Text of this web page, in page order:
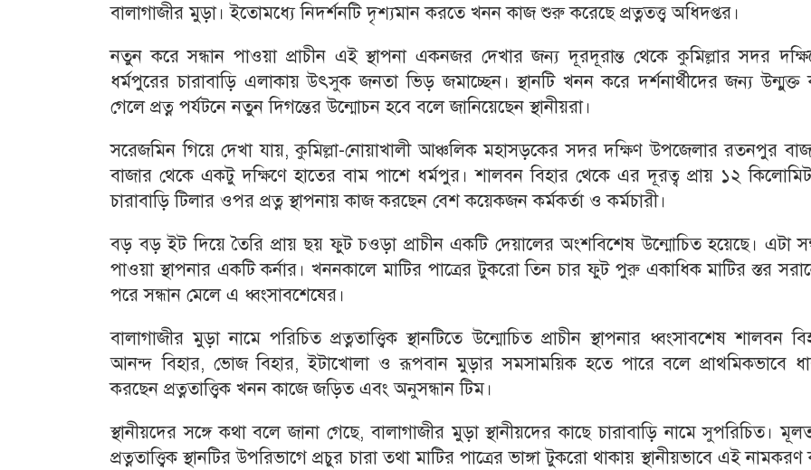
বালাগাজীর মুড়া। ইতোমধ্যে নিদর্শনটি দৃশ্যমান করতে খনন কাজ শুরু করেছে প্রত্নতত্ত্ব অধিদপ্তর।
নতুন করে সন্ধান পাওয়া প্রাচীন এই স্থাপনা একনজর দেখার জন্য দূরদূরান্ত থেকে কুমিল্লার সদর
ধর্মপুরের চারাবাড়ি এলাকায় উৎসুক জনতা ভিড় জমাচ্ছেন। স্থানটি খনন করে দর্শনার্থীদের জন্য উন্মুক্ত
গেলে প্রত্ন পর্যটনে নতুন দিগন্তের উন্মোচন হবে বলে জানিয়েছেন স্থানীয়রা।
সরেজমিন গিয়ে দেখা যায়, কুমিল্লা-নোয়াখালী আঞ্চলিক মহাসড়কের সদর দক্ষিণ উপজেলার রতনপুর
বাজার থেকে একটু দক্ষিণে হাতের বাম পাশে ধর্মপুর। শালবন বিহার থেকে এর দূরত্ব প্রায় ১২
চারাবাড়ি টিলার ওপর প্রত্ন স্থাপনায় কাজ করছেন বেশ কয়েকজন কর্মকর্তা ও কর্মচারী।
বড় বড় ইট দিয়ে তৈরি প্রায় ছয় ফুট চওড়া প্রাচীন একটি দেয়ালের অংশবিশেষ উন্মোচিত হয়েছে। এটা
পাওয়া স্থাপনার একটি কর্নার। খননকালে মাটির পাত্রের টুকরো তিন চার ফুট পুরু একাধিক মাটির স্তর
পরে সন্ধান মেলে এ ধ্বংসাবশেষের।
বালাগাজীর মুড়া নামে পরিচিত প্রত্নতাত্ত্বিক স্থানটিতে উন্মোচিত প্রাচীন স্থাপনার ধ্বংসাবশেষ শালবন
আনন্দ বিহার, ভোজ বিহার, ইটাখোলা ও রূপবান মুড়ার সমসাময়িক হতে পারে বলে প্রাথমিকভাবে
করছেন প্রত্নতাত্ত্বিক খনন কাজে জড়িত এবং অনুসন্ধান টিম।
স্থানীয়দের সঙ্গে কথা বলে জানা গেছে, বালাগাজীর মুড়া স্থানীয়দের কাছে চারাবাড়ি নামে সুপরিচিত।
প্রত্নতাত্ত্বিক স্থানটির উপরিভাগে প্রচুর চারা তথা মাটির পাত্রের ভাঙ্গা টুকরো থাকায় স্থানীয়ভাবে এই নামকরণ